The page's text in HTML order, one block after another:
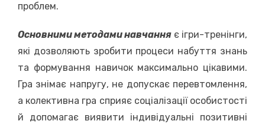
проблем.
Основними методами навчання є ігри-тренінги,
які дозволяють зробити процеси набуття знань
та формування навичок максимально цікавими.
Гра знімає напругу, не допускає перевтомлення,
а колективна гра сприяє соціалізації особистості
й допомагає виявити індивідуальні позитивні